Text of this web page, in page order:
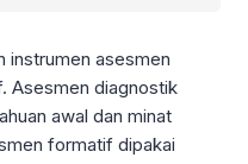
instrumen asesmen
Asesmen diagnostik
awal dan minat
formatif dipakai